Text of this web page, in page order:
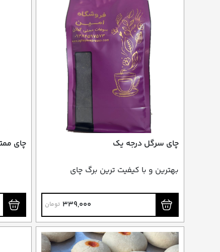
چای سرگل درجه یک
بهترین و با کیفیت ترین برگ چای
339,000 تومان
چای